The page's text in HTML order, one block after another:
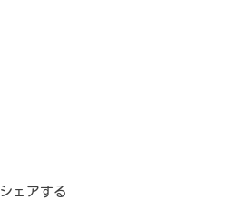
シェアする